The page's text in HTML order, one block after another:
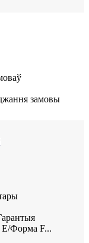
замовы
Форма F...